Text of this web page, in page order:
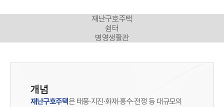
재난구호주택
쉼터
병영생활관
개념
재난구호주택은 태풍·지진·화재·홍수·전쟁 등 대규모의